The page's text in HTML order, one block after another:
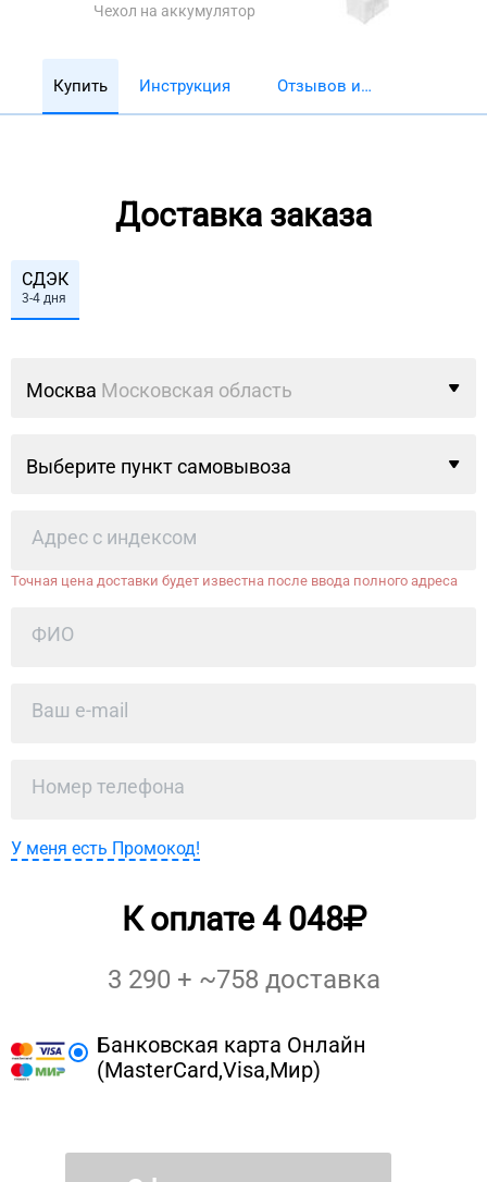
Чехол на аккумулятор
Купить Инструкция
Отзывов и
Доставка заказа
СДЭК
3-4 дня
Москва Московская область
Выберите пункт самовывоза
Точная цена доставки будет известна после ввода полного адреса
У меня есть Промокод!
К оплате 4 048
3 290 + ~758 доставка
Банковская карта Онлайн
(MasterCard,Visa,Мир)